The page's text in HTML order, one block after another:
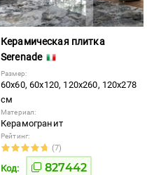
Керамическая плитка
Serenade
Размер:
60x60, 60x120, 120x260, 120x278
см
Материал:
Керамогранит
Рейтинг:
(7)
Код: 827442